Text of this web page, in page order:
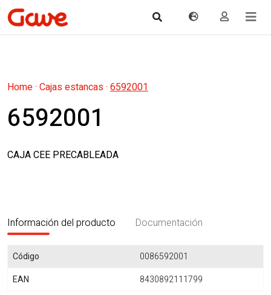
Home· Cajas estancas· 6592001
6592001
CAJA CEE PRECABLEADA
Información del producto Documentación
Código
0086592001
EAN
8430892111799